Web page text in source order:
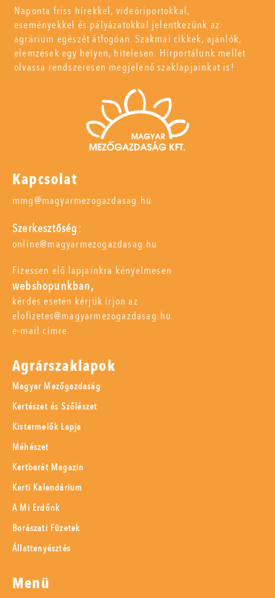
Naponta friss hírekkel, videóriportokkal,
eseményekkel és pályázatokkal jelentkezünk az
agrárium egészét átfogóan. Szakmai cikkek, ajánlók,
elemzések egy helyen, hitelesen. Hírportálunk mellet
olvassa rendszeresen megjelenő szaklapjainkat is!
Kapcsolat
mmg@magyarmezogazdasag.hu
Szerkesztőség:
online@magyarmezogazdasag.hu
Fizessen elő lapjainkra kényelmesen
webshopunkban,
kérdés esetén kérjük írjon az
elofizetes@magyarmezogazdasag.hu
e-mail címre.
Agrárszaklapok
Magyar Mezőgazdaság
Kertészet és Szőlészet
Kistermelők Lapja
Méhészet
Kertbarát Magazin
Kerti Kalendárium
A Mi Erdőnk
Borászati Füzetek
Állattenyésztés
Menü